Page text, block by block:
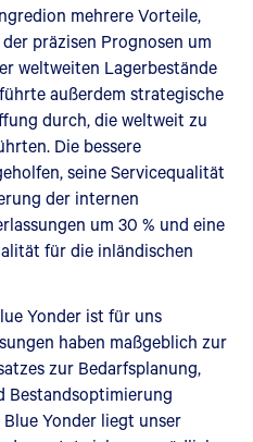
mehrere Vorteile,
präzisen Prognosen um
weltweiten Lagerbestände
außerdem strategische
durch, die weltweit zu
Die bessere
seine Servicequalität
der internen
um 30 % und eine
für die inländischen
Yonder ist für uns
haben maßgeblich zur
zur Bedarfsplanung,
Bestandsoptimierung
Yonder liegt unser